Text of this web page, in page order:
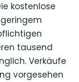
kostenlose
tausend
Verkäufe
vorgesehen